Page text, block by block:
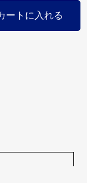
ートに入れる